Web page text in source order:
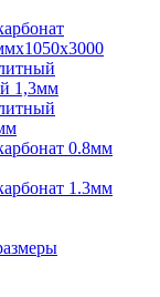
1,3мм
0.8мм
1.3мм